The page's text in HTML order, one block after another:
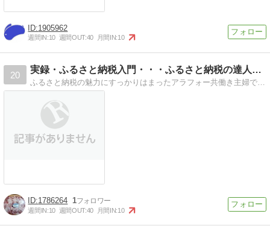
1905962
週間IN:10 週間OUT:40 月間IN:10
20
実録・ふるさと納税入門・・・ふるさと納税の達人目指して
ふるさと納税の魅力にすっかりはまったアラフォー共働き主婦です。おすすめ、感想、ランキング、還元率などお役立ち情報を発信していきます。
1786264 1
週間IN:10 週間OUT:40 月間IN:10